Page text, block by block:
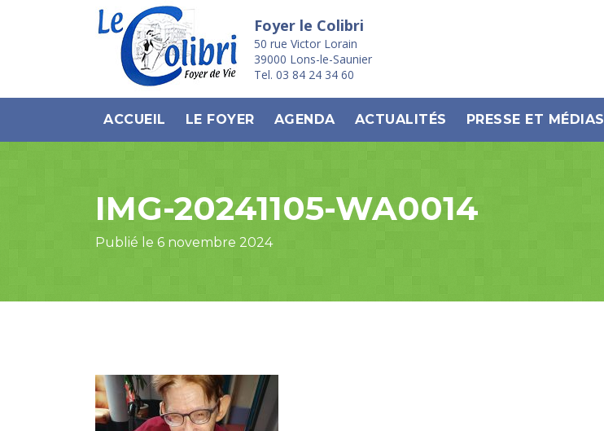
Foyer le Colibri
50 rue Victor Lorain
39000 Lons-le-Saunier
Tel. 03 84 24 34 60
ACCUEIL LE FOYER AGENDA ACTUALITÉS PRESSE ET MÉDIAS
IMG-20241105-WA0014
Publié le 6 novembre 2024